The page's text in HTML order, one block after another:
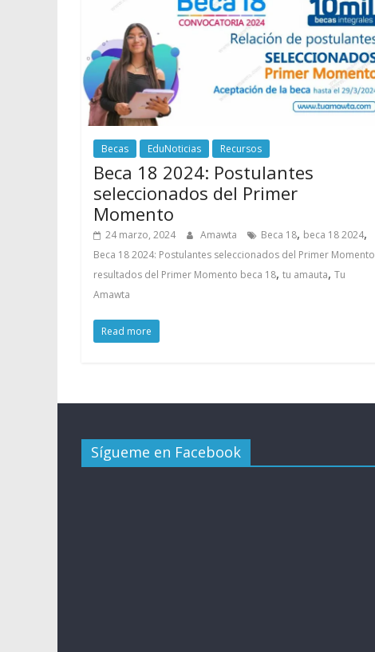
Becas EduNoticias Recursos
Beca 18 2024: Postulantes
seleccionados del Primer
Momento
24 marzo, 2024 Amawta Beca 18, beca 18 2024,
Beca 18 2024: Postulantes seleccionados del Primer Momento
resultados del Primer Momento beca 18, tu amauta, Tu
Amawta
Read more
Sígueme en Facebook